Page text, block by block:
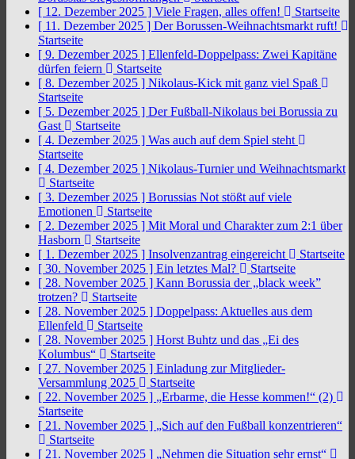
[ 12. Dezember 2025 ] Viele Fragen, alles offen!
Startseite
[ 11. Dezember 2025 ] Der Borussen-Weihnachtsmarkt ruft!
Startseite
[ 9. Dezember 2025 ] Ellenfeld-Doppelpass: Zwei Kapitäne
dürfen feiern
Startseite
[ 8. Dezember 2025 ] Nikolaus-Kick mit ganz viel Spaß
Startseite
[ 5. Dezember 2025 ] Der Fußball-Nikolaus bei Borussia zu
Gast
Startseite
[ 4. Dezember 2025 ] Was auch auf dem Spiel steht
Startseite
[ 4. Dezember 2025 ] Nikolaus-Turnier und Weihnachtsmarkt
Startseite
[ 3. Dezember 2025 ] Borussias Not stößt auf viele
Emotionen
Startseite
[ 2. Dezember 2025 ] Mit Moral und Charakter zum 2:1 über
Hasborn
Startseite
[ 1. Dezember 2025 ] Insolvenzantrag eingereicht
Startseite
[ 30. November 2025 ] Ein letztes Mal?
Startseite
[ 28. November 2025 ] Kann Borussia der „black week”
trotzen?
Startseite
[ 28. November 2025 ] Doppelpass: Aktuelles aus dem
Ellenfeld
Startseite
[ 28. November 2025 ] Horst Buhtz und das „Ei des
Kolumbus“
Startseite
[ 27. November 2025 ] Einladung zur Mitglieder-
Versammlung 2025
Startseite
[ 22. November 2025 ] „Erbarme, die Hesse kommen!“ (2)
Startseite
[ 21. November 2025 ] „Sich auf den Fußball konzentrieren“
Startseite
[ 21. November 2025 ] „Nehmen die Situation sehr ernst“